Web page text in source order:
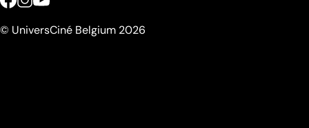
© UniversCiné Belgium 2026